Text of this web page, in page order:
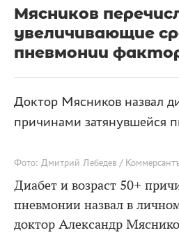
Мясников
увеличивающие
пневмонии
Доктор Мясников назвал
причинами затянувшейся
Фото: Дмитрий Лебедев /
Диабет и возраст 50+
пневмонии назвал в
доктор Александр